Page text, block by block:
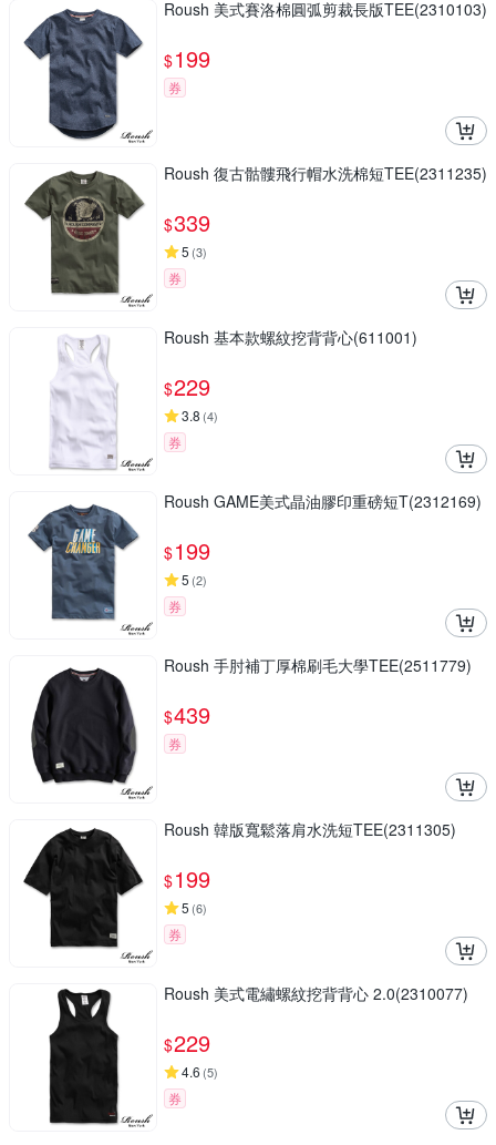
Roush 美式賽洛棉圓弧剪裁長版TEE(2310103)
$199
券
Roush 復古骷髏飛行帽水洗棉短TEE(2311235)
$339
5 (3)
券
Roush 基本款螺紋挖背背心(611001)
$229
3.8 (4)
券
Roush GAME美式晶油膠印重磅短T(2312169)
$199
5 (2)
券
Roush 手肘補丁厚棉刷毛大學TEE(2511779)
$439
券
Roush 韓版寬鬆落肩水洗短TEE(2311305)
$199
5 (6)
券
Roush 美式電繡螺紋挖背背心 2.0(2310077)
$229
4.6 (5)
券